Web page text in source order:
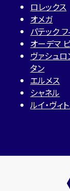
ロレックス
オメガ
パテック フ
オーデマ
ヴァシュロ
タン
エルメス
シャネル
ルイ・ヴィ